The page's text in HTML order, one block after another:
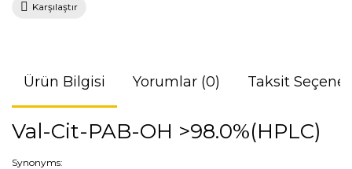
Karşılaştır
Ürün Bilgisi Yorumlar (0) Taksit
Val-Cit-PAB-OH >98.0%(HPLC)
Synonyms: